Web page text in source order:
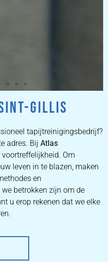
GILLIS
tapijtreinigingsbedrijf?
adres. Bij Atlas
Om
leven in te blazen, maken
en
betrokken zijn om de
u erop rekenen dat we elke